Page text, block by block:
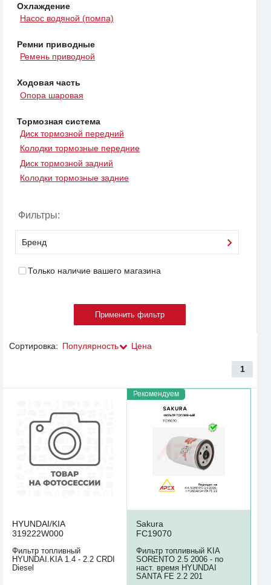
Охлаждение
Насос водяной (помпа)
Ремни приводные
Ремень приводной
Ходовая часть
Опора шаровая
Тормозная система
Диск тормозной передний
Колодки тормозные передние
Диск тормозной задний
Колодки тормозные задние
Фильтры:
Бренд
Только наличие вашего магазина
Сортировка: Популярность Цена
1
HYUNDAI/KIA
319222W000
Фильтр топливный
HYUNDAI.KIA 1.4 - 2.2 CRDI
Diesel
Рекомендуем
Sakura
FC19070
Фильтр топливный KIA
SORENTO 2.5 2006 - по
наст. время HYUNDAI
SANTA FE 2.2 201